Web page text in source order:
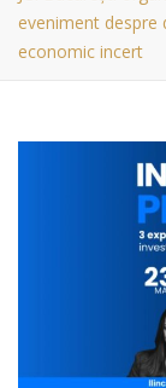
eveniment despre
economic incert